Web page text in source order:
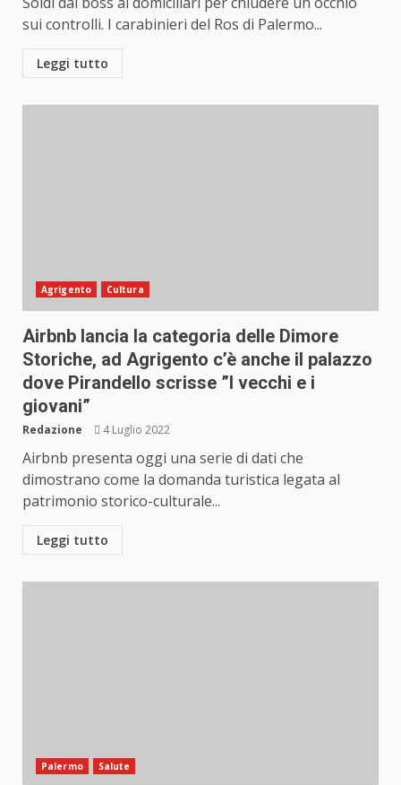
sui controlli. I carabinieri del Ros di Palermo...
Leggi tutto
Agrigento Cultura
Airbnb lancia la categoria delle Dimore
Storiche, ad Agrigento c’è anche il palazzo
dove Pirandello scrisse ”I vecchi e i
giovani”
Redazione 4 Luglio 2022
Airbnb presenta oggi una serie di dati che
dimostrano come la domanda turistica legata al
patrimonio storico-culturale...
Leggi tutto
Palermo Salute